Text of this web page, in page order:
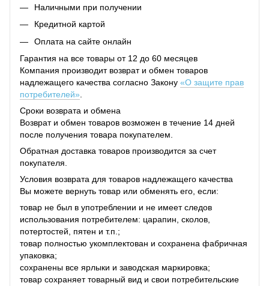
Наличными при получении
Кредитной картой
Оплата на сайте онлайн
Гарантия на все товары от 12 до 60 месяцев
Компания производит возврат и обмен товаров
надлежащего качества согласно Закону «О защите прав
потребителей»
Сроки возврата и обмена
Возврат и обмен товаров возможен в течение 14 дней
после получения товара покупателем.
Обратная доставка товаров производится за счет
покупателя.
Условия возврата для товаров надлежащего качества
Вы можете вернуть товар или обменять его, если:
товар не был в употреблении и не имеет следов
использования потребителем: царапин, сколов,
потертостей, пятен и т.п.;
товар полностью укомплектован и сохранена фабричная
упаковка;
сохранены все ярлыки и заводская маркировка;
товар сохраняет товарный вид и свои потребительские